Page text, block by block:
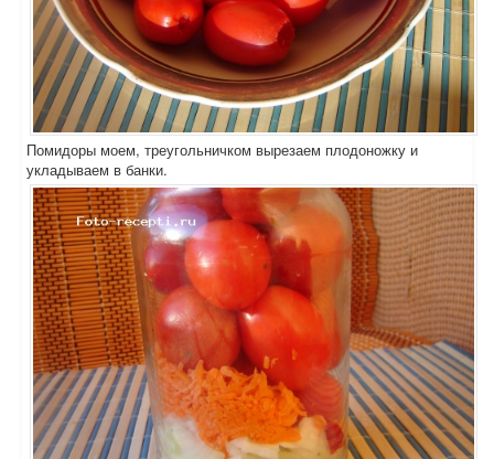
Помидоры моем, треугольничком вырезаем плодоножку и
укладываем в банки.